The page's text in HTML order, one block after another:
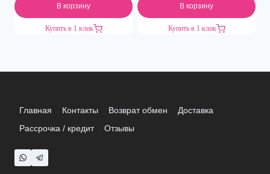
В корзину
Купить в 1 клик
В корзину
Купить в 1 клик
Главная Контакты Возврат обмен
Доставка
Рассрочка / кредит
Отзывы